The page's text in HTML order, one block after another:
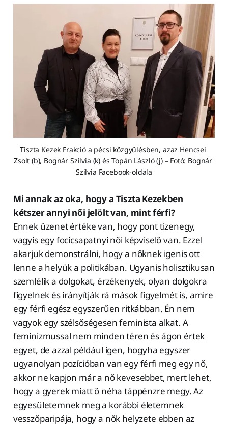
Tiszta Kezek Frakció a pécsi közgyűlésben, azaz Hencsei
Zsolt (b), Bognár Szilvia (k) és Topán László (j) – Fotó: Bognár
Szilvia Facebook-oldala
Mi annak az oka, hogy a Tiszta Kezekben
kétszer annyi női jelölt van, mint férfi?
Ennek üzenet értéke van, hogy pont tizenegy,
vagyis egy focicsapatnyi női képviselő van. Ezzel
akarjuk demonstrálni, hogy a nőknek igenis ott
lenne a helyük a politikában. Ugyanis holisztikusan
szemlélik a dolgokat, érzékenyek, olyan dolgokra
figyelnek és irányítják rá mások figyelmét is, amire
egy férfi egész egyszerűen ritkábban. Én nem
vagyok egy szélsőségesen feminista alkat. A
feminizmussal nem minden téren és ágon értek
egyet, de azzal például igen, hogyha egyszer
ugyanolyan pozícióban van egy férfi meg egy nő,
akkor ne kapjon már a nő kevesebbet, mert lehet,
hogy a gyerek miatt ő néha táppénzre megy. Az
egyesületemnek meg a korábbi életemnek
vesszőparipája, hogy a nők helyzete ebben az